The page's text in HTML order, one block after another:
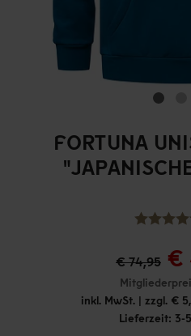
FORTUNA
€ 74,95 €
inkl. MwSt. | zzgl. €
Lieferzeit: 3-